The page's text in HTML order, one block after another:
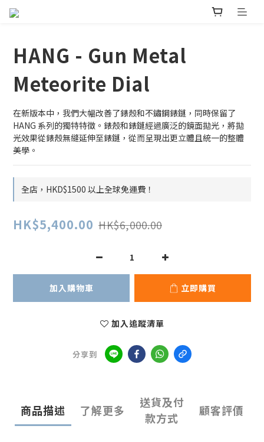
HANG - Gun Metal
Meteorite Dial
在新版本中，我們大幅改善了錶殼和不鏽鋼錶鏈，同時保留了
HANG 系列的獨特特徵。錶殼和錶鏈經過廣泛的鏡面拋光，將拋
光效果從錶殼無縫延伸至錶鏈，從而呈現出更立體且統一的整體
美學。
全店，HKD$1500 以上全球免運費！
HK$5,400.00 HK$6,000.00
加入購物車 立即購買
加入追蹤清單
分享到
商品描述 了解更多
送貨及付
款方式
顧客評價